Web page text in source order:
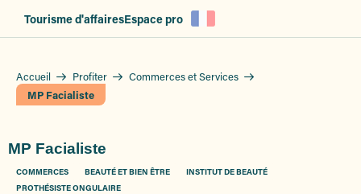
Tourisme d'affairesEspace pro
Accueil Profiter
Commerces et Services
MP Facialiste
MP Facialiste
COMMERCES BEAUTÉ ET BIEN ÊTRE
INSTITUT DE BEAUTÉ
PROTHÉSISTE ONGULAIRE